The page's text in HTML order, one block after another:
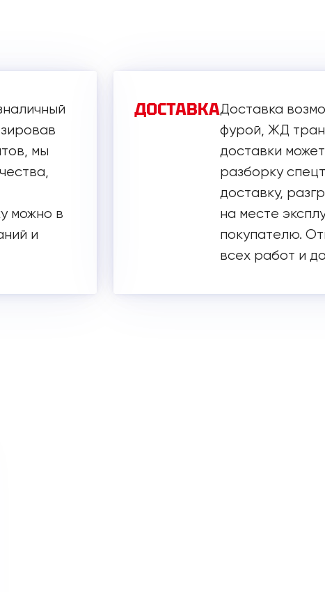
мы
можно в
и
ДОСТАВКАДоставка
фурой, ЖД
доставки
разборку
доставку,
на месте
покупателю.
всех работ и